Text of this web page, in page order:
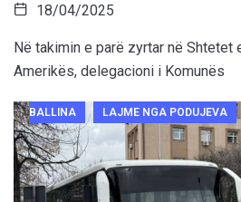
18/04/2025
Në takimin e parë zyrtar në Shtetet
Amerikës, delegacioni i Komunës
BALLINA LAJME NGA PODUJEVA